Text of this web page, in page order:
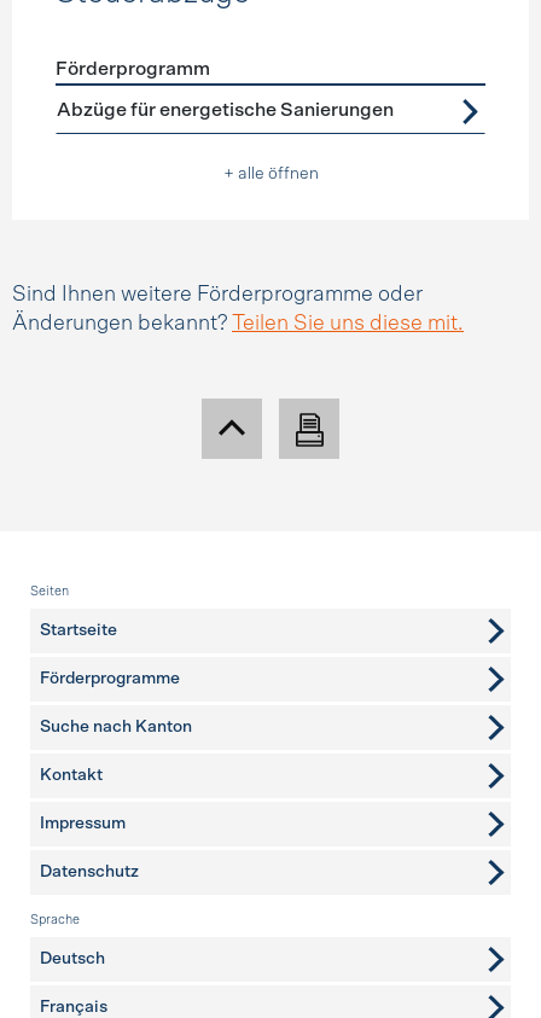
Förderprogramme Steuerabzüge
Förderprogramm
Abzüge für energetische Sanierungen
+ alle öffnen
Sind Ihnen weitere Förderprogramme oder
Änderungen bekannt?
Teilen Sie uns diese mit.
Fusszeile
Seiten
Startseite
Förderprogramme
Suche nach Kanton
weitere Seiten
Kontakt
Impressum
Datenschutz
Sprache
Deutsch
Français